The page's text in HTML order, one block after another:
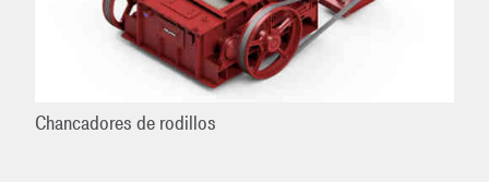
Chancadores de rodillos